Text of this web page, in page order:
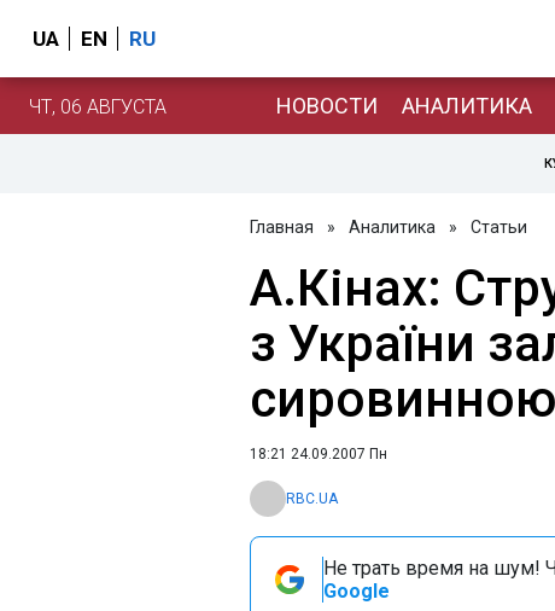
UA EN RU
ЧТ, 06 АВГУСТА НОВОСТИ АНАЛИТИКА
Главная » Аналитика » Статьи
А.Кiнах:
з України
сировинною
18:21 24.09.2007 Пн
RBC.UA
Не трать время на шум!
Google